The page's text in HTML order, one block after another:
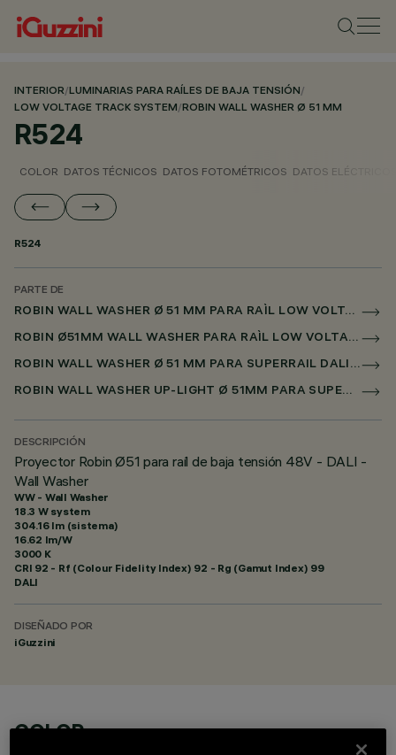
INTERIOR/LUMINARIAS PARA RAÍLES DE BAJA TENSIÓN/
LOW VOLTAGE TRACK SYSTEM/ROBIN WALL WASHER Ø 51 MM
R524
COLOR DATOS TÉCNICOS DATOS FOTOMÉTRICOS DATOS
R524
PARTE DE
ROBIN WALL WASHER Ø 51 MM PARA RAÌL LOW VOLTAGE DALI POWERLINE
ROBIN Ø51MM WALL WASHER PARA RAÌL LOW VOLTAGE / SUPERRAIL
ROBIN WALL WASHER Ø 51 MM PARA SUPERRAIL DALI POWERLINE
ROBIN WALL WASHER UP-LIGHT Ø 51MM PARA SUPERRAIL DALI POWERLINE
DESCRIPCIÓN
Proyector Robin Ø51 para raíl de baja tensión 48V - DALI -
Wall Washer
WW - Wall Washer
18.3 W system
304.16 lm (sistema)
16.62 lm/W
3000 K
CRI 92 - Rf (Colour Fidelity Index) 92 - Rg (Gamut Index) 99
DALI
DISEÑADO POR
iGuzzini
COLOR